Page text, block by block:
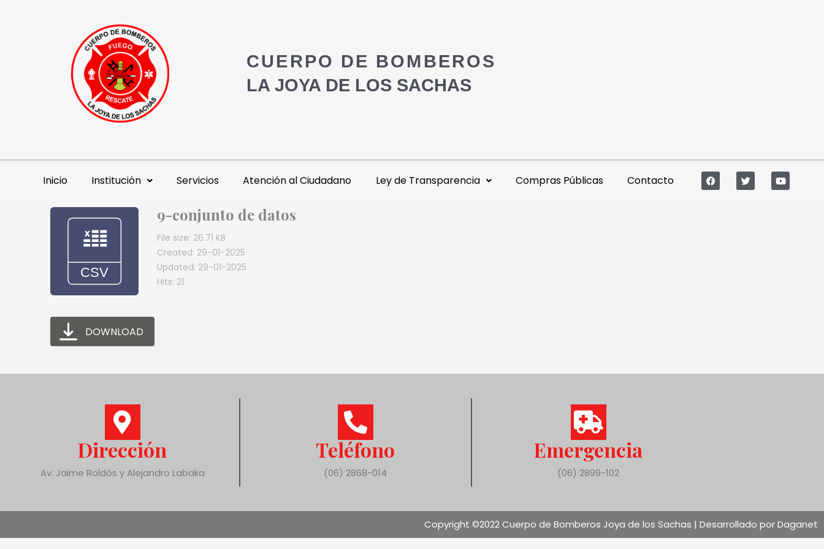
CUERPO DE BOMBEROS
LA JOYA DE LOS SACHAS
Inicio Institución Servicios Atención al Ciudadano Ley de Transparencia Compras Públicas Contacto
9-conjunto de datos
File size: 26.71 KB
Created: 29-01-2025
Updated: 29-01-2025
Hits: 21
DOWNLOAD
Dirección
Av. Jaime Roldós y Alejandro Labaka
Teléfono
(06) 2868-014
Emergencia
(06) 2899-102
Copyright ©2022 Cuerpo de Bomberos Joya de los Sachas | Desarrollado por Daganet